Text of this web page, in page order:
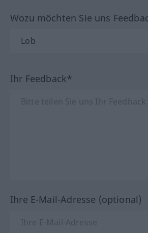
Wozu möchten Sie uns
Ihr Feedback*
Ihre E-Mail-Adresse (optional)